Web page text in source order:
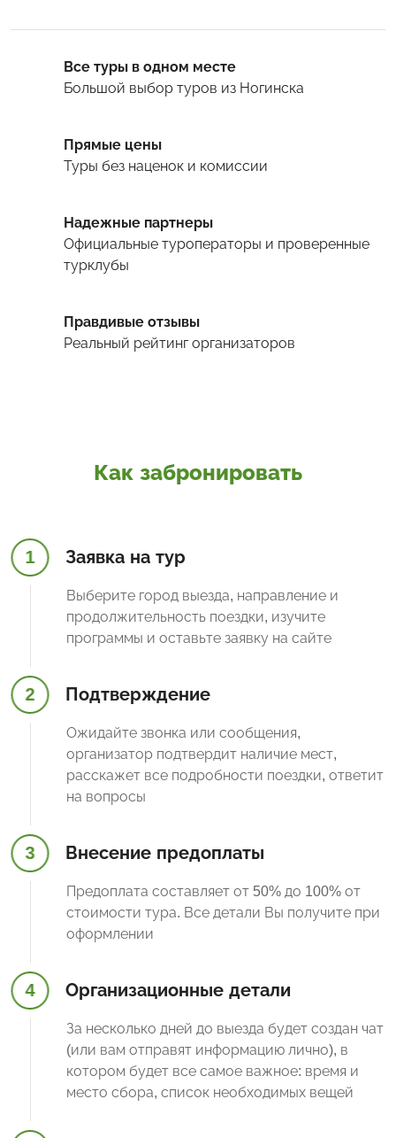
Все туры в одном месте
Большой выбор туров из Ногинска
Прямые цены
Туры без наценок и комиссии
Надежные партнеры
Официальные туроператоры и проверенные
турклубы
Правдивые отзывы
Реальный рейтинг организаторов
Как забронировать
1 Заявка на тур
Выберите город выезда, направление и
продолжительность поездки, изучите
программы и оставьте заявку на сайте
2 Подтверждение
Ожидайте звонка или сообщения,
организатор подтвердит наличие мест,
расскажет все подробности поездки, ответит
на вопросы
3 Внесение предоплаты
Предоплата составляет от 50% до 100% от
стоимости тура. Все детали Вы получите при
оформлении
4 Организационные детали
За несколько дней до выезда будет создан чат
(или вам отправят информацию лично), в
котором будет все самое важное: время и
место сбора, список необходимых вещей